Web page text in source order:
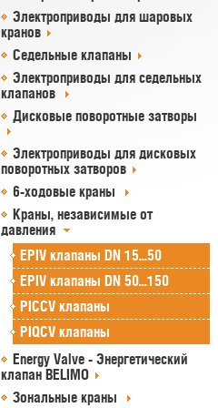
Электроприводы для шаровых
кранов
Седельные клапаны
Электроприводы для седельных
клапанов
Дисковые поворотные затворы
Электроприводы для дисковых
поворотных затворов
6-ходовые краны
Краны, независимые от
давления
EPIV клапаны DN 15...50
EPIV клапаны DN 50...150
PICCV клапаны
PIQCV клапаны
Energy Valve - Энергетический
клапан BELIMO
Зональные краны